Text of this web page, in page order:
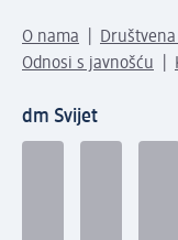
O nama
Odnosi s javnošću
dm Svijet